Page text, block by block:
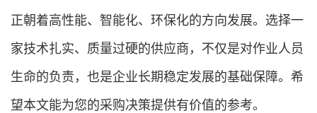
正朝着高性能、智能化、环保化的方向发展。选择一
家技术扎实、质量过硬的供应商，不仅是对作业人员
生命的负责，也是企业长期稳定发展的基础保障。希
望本文能为您的采购决策提供有价值的参考。